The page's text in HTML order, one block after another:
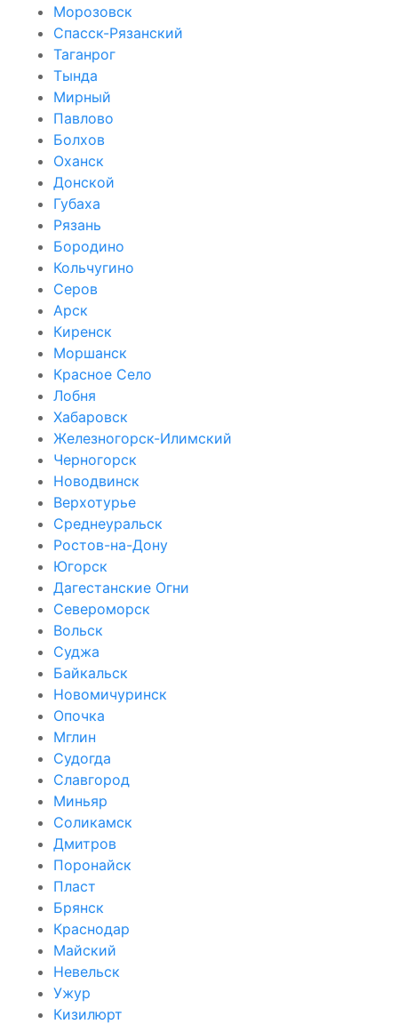
Морозовск
Спасск-Рязанский
Таганрог
Тында
Мирный
Павлово
Болхов
Оханск
Донской
Губаха
Рязань
Бородино
Кольчугино
Серов
Арск
Киренск
Моршанск
Красное Село
Лобня
Хабаровск
Железногорск-Илимский
Черногорск
Новодвинск
Верхотурье
Среднеуральск
Ростов-на-Дону
Югорск
Дагестанские Огни
Североморск
Вольск
Суджа
Байкальск
Новомичуринск
Опочка
Мглин
Судогда
Славгород
Миньяр
Соликамск
Дмитров
Поронайск
Пласт
Брянск
Краснодар
Майский
Невельск
Ужур
Кизилюрт